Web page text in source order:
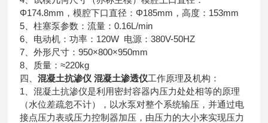
Φ174.8mm ，模腔下口直径： Φ185mm ，高度： 153mm
5 、柱塞泵参数：流量：0.16L/min
6 、电动机：功率： 120W 电源：380V-50HZ
7 、外形尺寸：950×800×950mm
8 、质量：≈220kg
四、混凝土抗渗仪 混凝土渗透仪工作原理及机构：
1 、混凝土抗渗仪是利用密封容器内压力处处相等的原理
（水位差疏忽不计），以水泵对整个系统输压，并通过电
接点压力表或压力控制器加压，由压力的大小来实现压力